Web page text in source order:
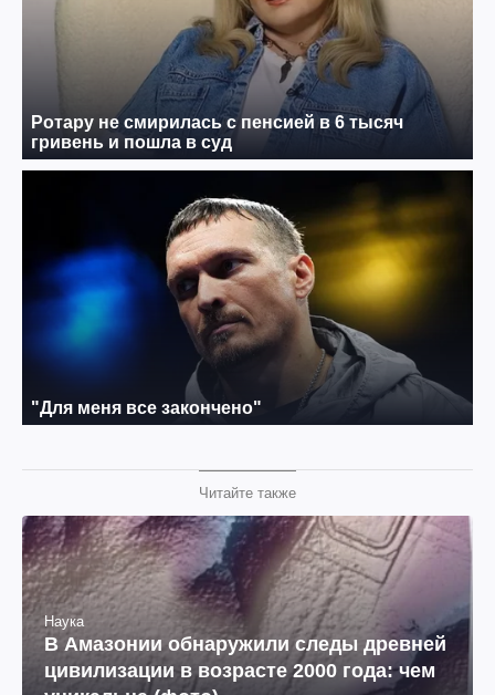
Читайте также
Наука
В Амазонии обнаружили следы древней
цивилизации в возрасте 2000 года: чем